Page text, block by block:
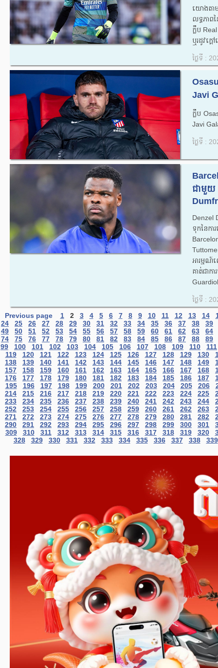
យោងតា
លទ្ធភាព
ក្លឹប
ឬរដូវក្ត
ថ្ងៃទី :
Javi
ក្លឹប
Javi
ថ្ងៃទី :
ជាមួយ
Denzel
ទុកនៃកា
អារម្មណ៍
គាត់ជាក
ថ្ងៃទី :
Previous page 1 2 3 4 5 6 7 8 9 10 11 12 13 14
24
25 26 27 28 29 30 31 32 33 34 35 36 37 38
39
49
50 51 52 53 54 55 56 57 58 59 60 61 62 63
64
74
75 76 77 78 79 80 81 82 83 84 85 86 87 88
89
99
100 101 102 103 104 105 106 107 108 109 110
111
119
120 121 122 123 124 125 126 127 128 129 130
138
139 140 141 142 143 144 145 146 147 148 149
157
158 159 160 161 162 163 164 165 166 167 168
176
177 178 179 180 181 182 183 184 185 186 187
195
196 197 198 199 200 201 202 203 204 205 206
214
215 216 217 218 219 220 221 222 223 224 225
233
234 235 236 237 238 239 240 241 242 243 244
252
253 254 255 256 257 258 259 260 261 262 263
271
272 273 274 275 276 277 278 279 280 281 282
290
291 292 293 294 295 296 297 298 299 300 301
309
310 311 312 313 314 315 316 317 318 319 320
328
329 330 331 332 333 334 335 336 337 338 339